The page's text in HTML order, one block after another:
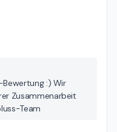
:) Wir
Zusammenarbeit
Team